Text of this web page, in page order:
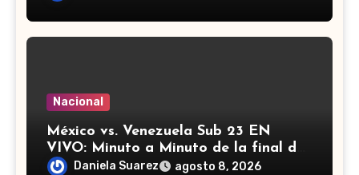
Nacional
México vs. Venezuela Sub 23 EN
VIVO: Minuto a Minuto de la final de
los Juegos Centroamericanos y del
Daniela Suarez agosto 8, 2026